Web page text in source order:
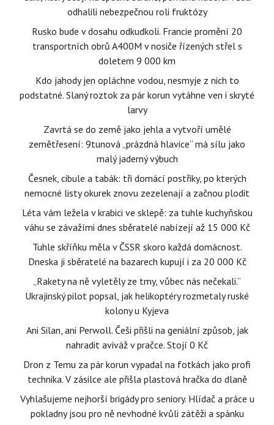
odhalili nebezpečnou roli fruktózy
Rusko bude v dosahu odkudkoli. Francie promění 20
transportních obrů A400M v nosiče řízených střel s
doletem 9 000 km
Kdo jahody jen opláchne vodou, nesmyje z nich to
podstatné. Slaný roztok za pár korun vytáhne ven i skryté
larvy
Zavrtá se do země jako jehla a vytvoří umělé
zemětřesení: 9tunová „prázdná hlavice“ má sílu jako
malý jaderný výbuch
Česnek, cibule a tabák: tři domácí postřiky, po kterých
nemocné listy okurek znovu zezelenají a začnou plodit
Léta vám ležela v krabici ve sklepě: za tuhle kuchyňskou
váhu se závažími dnes sběratelé nabízejí až 15 000 Kč
Tuhle skříňku měla v ČSSR skoro každá domácnost.
Dneska ji sběratelé na bazarech kupují i za 20 000 Kč
„Rakety na ně vyletěly ze tmy, vůbec nás nečekali.“
Ukrajinský pilot popsal, jak helikoptéry rozmetaly ruské
kolony u Kyjeva
Ani Silan, ani Perwoll. Češi přišli na geniální způsob, jak
nahradit aviváž v pračce. Stojí 0 Kč
Dron z Temu za pár korun vypadal na fotkách jako profi
technika. V zásilce ale přišla plastová hračka do dlaně
Vyhlašujeme nejhorší brigády pro seniory. Hlídač a práce u
pokladny jsou pro ně nevhodné kvůli zátěži a spánku